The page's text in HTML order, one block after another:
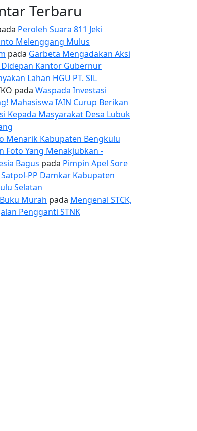
Terbaru
Peroleh Suara 811 Jeki
Melenggang Mulus
pada Garbeta Mengadakan Aksi
Kantor Gubernur
Lahan HGU PT. SIL
pada Waspada Investasi
Mahasiswa IAIN Curup Berikan
Kepada Masyarakat Desa Lubuk
Menarik Kabupaten Bengkulu
Foto Yang Menakjubkan -
Bagus pada Pimpin Apel Sore
PP Damkar Kabupaten
Selatan
Murah pada Mengenal STCK,
Pengganti STNK